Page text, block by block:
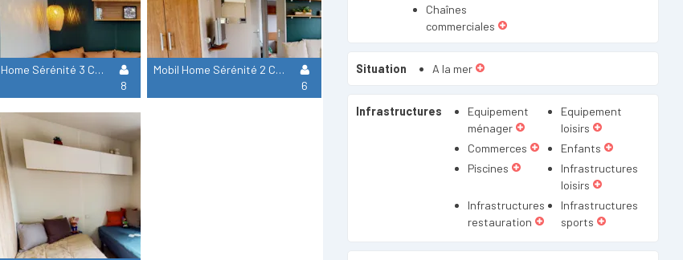
Mobil Home Sérénité 3 Ch Signature Avec Clim
8
Mobil Home Sérénité 2 Ch Signature Avec Clim
6
Chaînes
commerciales
Situation A la mer
Infrastructures
Equipement
ménager
Equipement
loisirs
Commerces
Enfants
Piscines
Infrastructures
loisirs
Infrastructures
restauration
Infrastructures
sports